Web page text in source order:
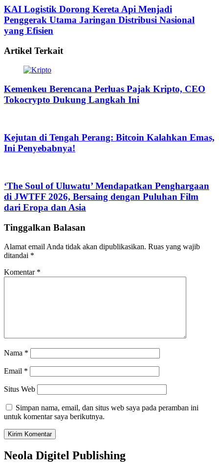
KAI Logistik Dorong Kereta Api Menjadi
Penggerak Utama Jaringan Distribusi Nasional
yang Efisien
Artikel Terkait
Kemenkeu Berencana Perluas Pajak Kripto, CEO
Tokocrypto Dukung Langkah Ini
Kejutan di Tengah Perang: Bitcoin Kalahkan Emas,
Ini Penyebabnya!
‘The Soul of Uluwatu’ Mendapatkan Penghargaan
di JWTFF 2026, Bersaing dengan Puluhan Film
dari Eropa dan Asia
Tinggalkan Balasan
Alamat email Anda tidak akan dipublikasikan. Ruas yang wajib
ditandai *
Komentar *
Nama *
Email *
Situs Web
Simpan nama, email, dan situs web saya pada peramban ini
untuk komentar saya berikutnya.
Neola Digitel Publishing